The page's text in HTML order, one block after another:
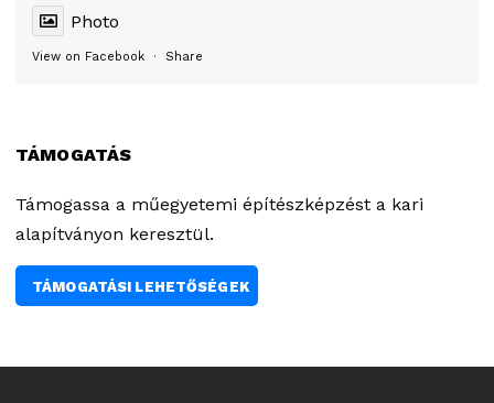
Photo
View on Facebook · Share
TÁMOGATÁS
Támogassa a műegyetemi építészképzést a kari
alapítványon keresztül.
TÁMOGATÁSI LEHETŐSÉGEK